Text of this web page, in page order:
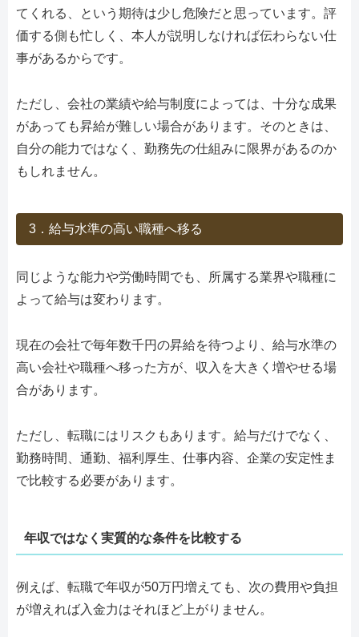
てくれる、という期待は少し危険だと思っています。評
価する側も忙しく、本人が説明しなければ伝わらない仕
事があるからです。
ただし、会社の業績や給与制度によっては、十分な成果
があっても昇給が難しい場合があります。そのときは、
自分の能力ではなく、勤務先の仕組みに限界があるのか
もしれません。
3．給与水準の高い職種へ移る
同じような能力や労働時間でも、所属する業界や職種に
よって給与は変わります。
現在の会社で毎年数千円の昇給を待つより、給与水準の
高い会社や職種へ移った方が、収入を大きく増やせる場
合があります。
ただし、転職にはリスクもあります。給与だけでなく、
勤務時間、通勤、福利厚生、仕事内容、企業の安定性ま
で比較する必要があります。
年収ではなく実質的な条件を比較する
例えば、転職で年収が50万円増えても、次の費用や負担
が増えれば入金力はそれほど上がりません。